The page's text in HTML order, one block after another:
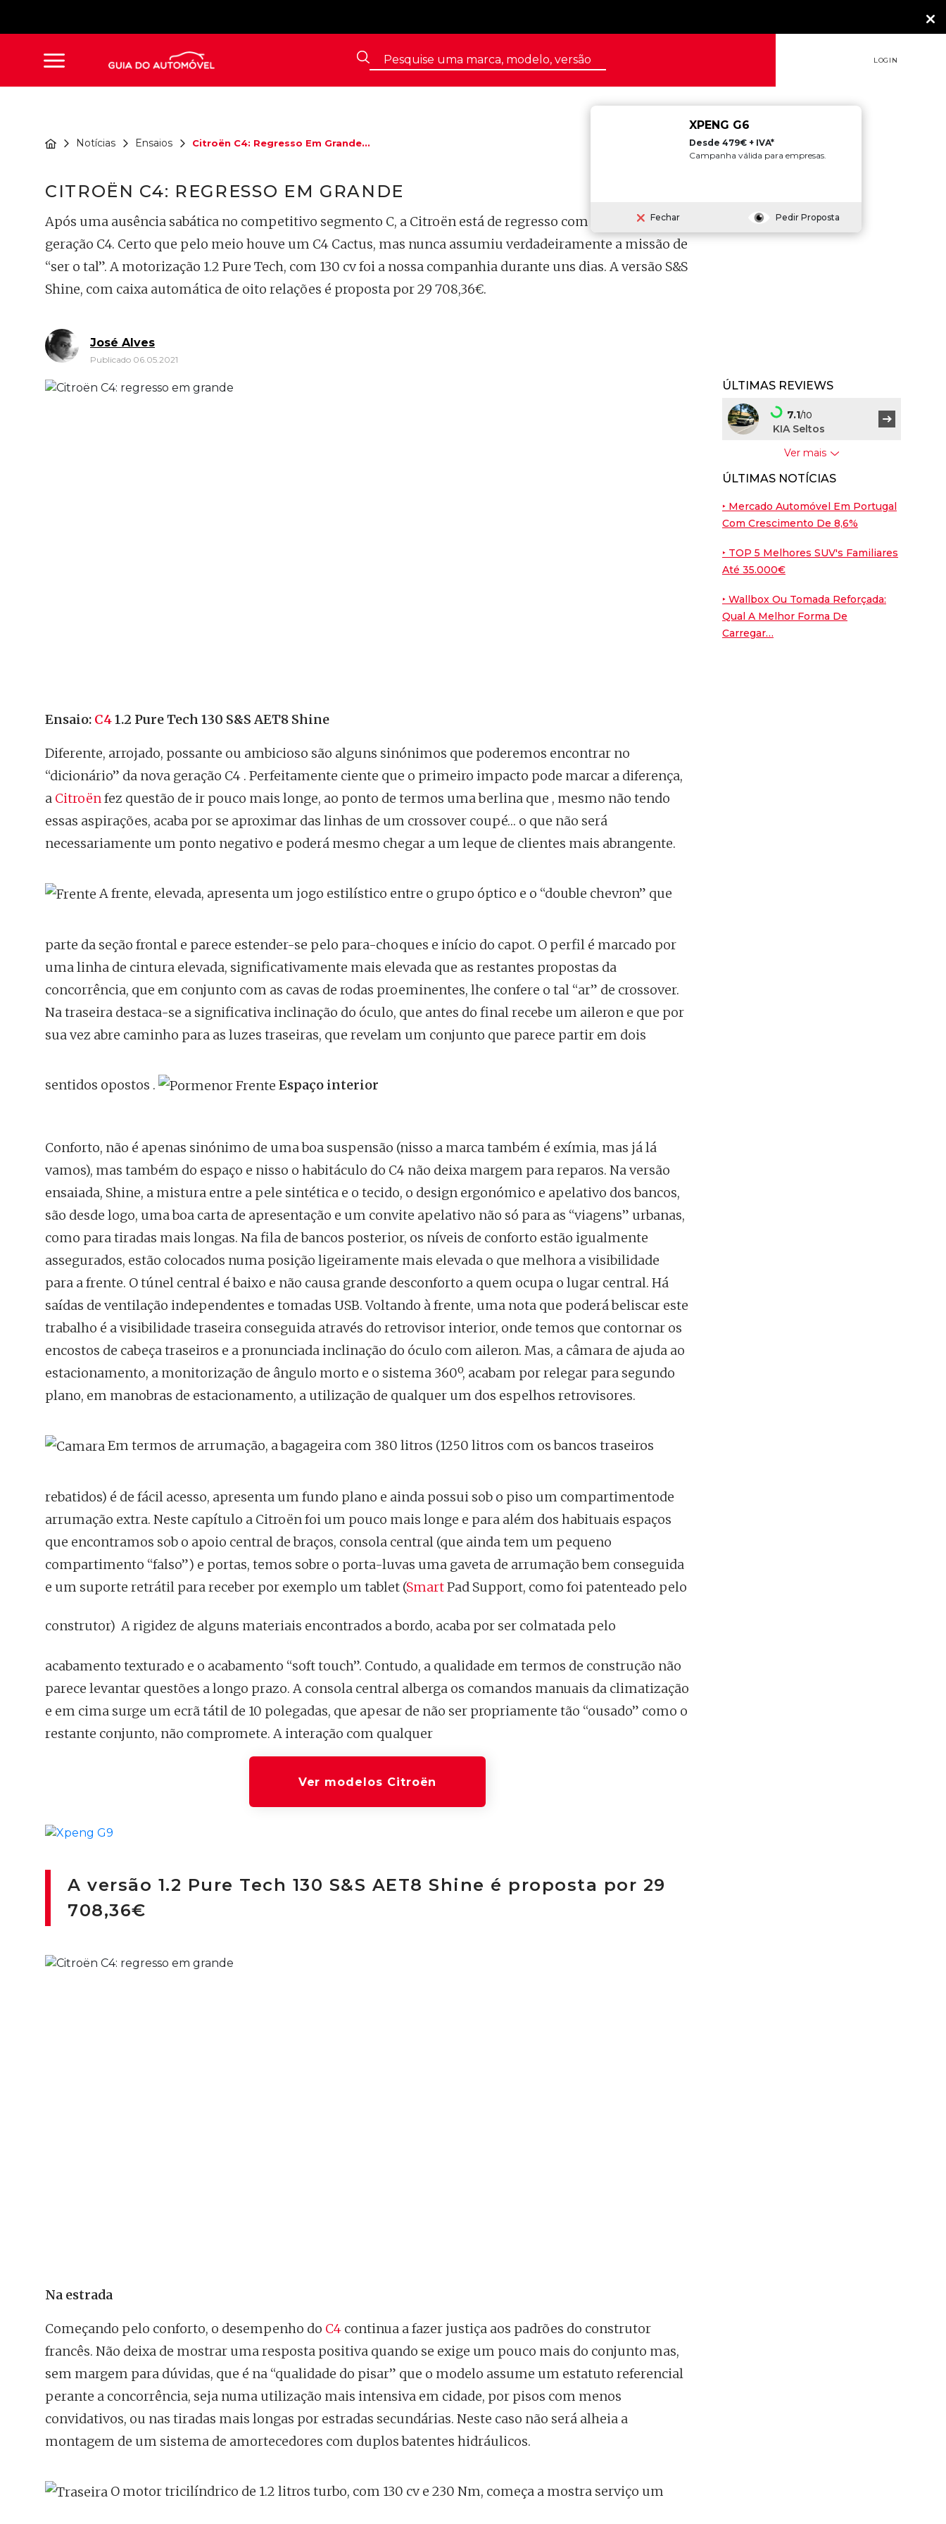
LOGIN
Notícias Ensaios Citroën C4: Regresso Em Grande...
CITROËN C4: REGRESSO EM GRANDE
Após uma ausência sabática no competitivo segmento C, a Citroën está de regresso com uma nova
geração C4. Certo que pelo meio houve um C4 Cactus, mas nunca assumiu verdadeiramente a missão de
“ser o tal”. A motorização 1.2 Pure Tech, com 130 cv foi a nossa companhia durante uns dias. A versão S&S
Shine, com caixa automática de oito relações é proposta por 29 708,36€.
José Alves
Publicado 06.05.2021
Ensaio: C41.2 Pure Tech 130 S&S AET8 Shine
Diferente, arrojado, possante ou ambicioso são alguns sinónimos que poderemos encontrar no
“dicionário” da nova geração C4 . Perfeitamente ciente que o primeiro impacto pode marcar a diferença,
a Citroënfez questão de ir pouco mais longe, ao ponto de termos uma berlina que , mesmo não tendo
essas aspirações, acaba por se aproximar das linhas de um crossover coupé… o que não será
necessariamente um ponto negativo e poderá mesmo chegar a um leque de clientes mais abrangente.
A frente, elevada, apresenta um jogo estilístico entre o grupo óptico e o “double chevron” que
parte da seção frontal e parece estender-se pelo para-choques e início do capot. O perfil é marcado por
uma linha de cintura elevada, significativamente mais elevada que as restantes propostas da
concorrência, que em conjunto com as cavas de rodas proeminentes, lhe confere o tal “ar” de crossover.
Na traseira destaca-se a significativa inclinação do óculo, que antes do final recebe um aileron e que por
sua vez abre caminho para as luzes traseiras, que revelam um conjunto que parece partir em dois
sentidos opostos . Espaço interior
Conforto, não é apenas sinónimo de uma boa suspensão (nisso a marca também é exímia, mas já lá
vamos), mas também do espaço e nisso o habitáculo do C4 não deixa margem para reparos. Na versão
ensaiada, Shine, a mistura entre a pele sintética e o tecido, o design ergonómico e apelativo dos bancos,
são desde logo, uma boa carta de apresentação e um convite apelativo não só para as “viagens” urbanas,
como para tiradas mais longas. Na fila de bancos posterior, os níveis de conforto estão igualmente
assegurados, estão colocados numa posição ligeiramente mais elevada o que melhora a visibilidade
para a frente. O túnel central é baixo e não causa grande desconforto a quem ocupa o lugar central. Há
saídas de ventilação independentes e tomadas USB. Voltando à frente, uma nota que poderá beliscar este
trabalho é a visibilidade traseira conseguida através do retrovisor interior, onde temos que contornar os
encostos de cabeça traseiros e a pronunciada inclinação do óculo com aileron. Mas, a câmara de ajuda ao
estacionamento, a monitorização de ângulo morto e o sistema 360º, acabam por relegar para segundo
plano, em manobras de estacionamento, a utilização de qualquer um dos espelhos retrovisores.
Em termos de arrumação, a bagageira com 380 litros (1250 litros com os bancos traseiros
rebatidos) é de fácil acesso, apresenta um fundo plano e ainda possui sob o piso um compartimentode
arrumação extra. Neste capítulo a Citroën foi um pouco mais longe e para além dos habituais espaços
que encontramos sob o apoio central de braços, consola central (que ainda tem um pequeno
compartimento “falso”) e portas, temos sobre o porta-luvas uma gaveta de arrumação bem conseguida
e um suporte retrátil para receber por exemplo um tablet (SmartPad Support, como foi patenteado pelo
construtor) A rigidez de alguns materiais encontrados a bordo, acaba por ser colmatada pelo
acabamento texturado e o acabamento “soft touch”. Contudo, a qualidade em termos de construção não
parece levantar questões a longo prazo. A consola central alberga os comandos manuais da climatização
e em cima surge um ecrã tátil de 10 polegadas, que apesar de não ser propriamente tão “ousado” como o
restante conjunto, não compromete. A interação com qualquer
Ver modelos Citroën
A versão 1.2 Pure Tech 130 S&S AET8 Shine é proposta por 29
708,36€
Na estrada
Começando pelo conforto, o desempenho do C4 continua a fazer justiça aos padrões do construtor
francês. Não deixa de mostrar uma resposta positiva quando se exige um pouco mais do conjunto mas,
sem margem para dúvidas, que é na “qualidade do pisar” que o modelo assume um estatuto referencial
perante a concorrência, seja numa utilização mais intensiva em cidade, por pisos com menos
convidativos, ou nas tiradas mais longas por estradas secundárias. Neste caso não será alheia a
montagem de um sistema de amortecedores com duplos batentes hidráulicos.
O motor tricilíndrico de 1.2 litros turbo, com 130 cv e 230 Nm, começa a mostra serviço um
ÚLTIMAS REVIEWS
7.1/10
KIA Seltos
BYD Dolphin G
9/10
Porsche Cayenne
Ver mais
ÚLTIMAS NOTÍCIAS
‣ Mercado Automóvel Em Portugal
Com Crescimento De 8,6%
‣ TOP 5 Melhores SUV's Familiares
Até 35.000€
‣ Wallbox Ou Tomada Reforçada:
Qual A Melhor Forma De
Carregar…
XPENG G6
Desde 479€ + IVA*
Campanha válida para empresas.
Fechar Pedir Proposta